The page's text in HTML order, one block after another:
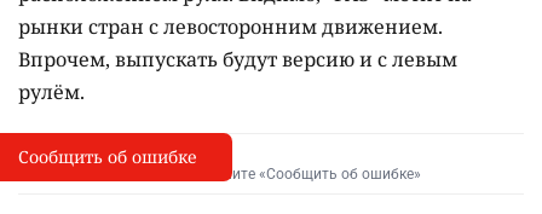
рынки стран с левосторонним движением.
Впрочем, выпускать будут версию и с левым
рулём.
I
Сообщить об опечатке
Выделите фрагмент и нажмите «Сообщить об ошибке»
Сообщить об ошибке